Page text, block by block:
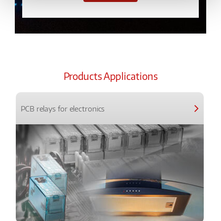
Products Applications
PCB relays for electronics